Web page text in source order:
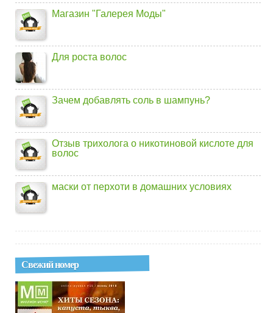
Магазин "Галерея Моды"
Для роста волос
Зачем добавлять соль в шампунь?
Отзыв трихолога о никотиновой кислоте для
волос
маски от перхоти в домашних условиях
Свежий номер